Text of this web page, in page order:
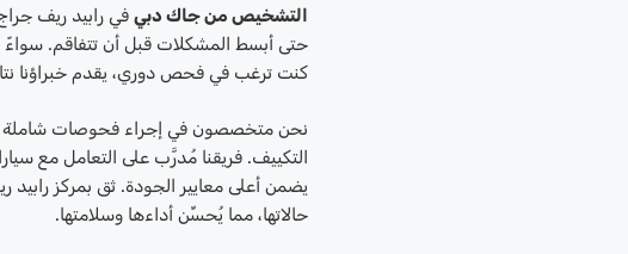
التشخيص من جاك دبي في رابيد ريف
حتى أبسط المشكلات قبل أن تتفاقم. سواءً
كنت ترغب في فحص دوري، يقدم خبراؤنا
نحن متخصصون في إجراء فحوصات شاملة
التكييف. فريقنا مُدرَّب على التعامل مع
يضمن أعلى معايير الجودة. ثق بمركز
حالاتها، مما يُحسِّن أداءها وسلامتها.